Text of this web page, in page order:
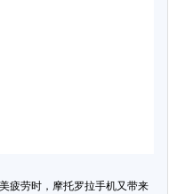
疲劳时，摩托罗拉手机又带来